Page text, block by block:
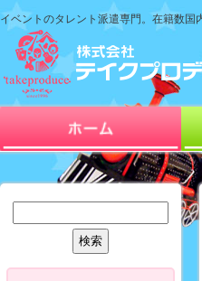
イベントのタレント派遣専門。在籍数国